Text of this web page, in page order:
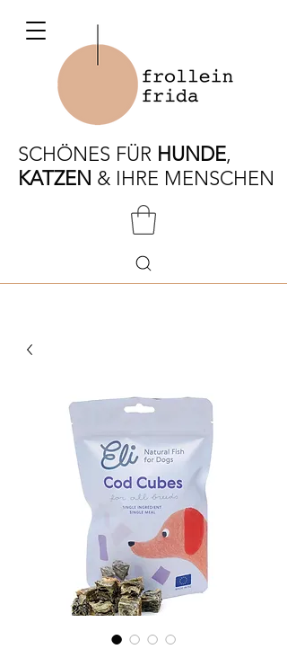
SCHÖNES FÜR HUNDE,
KATZEN & IHRE MENSCHEN